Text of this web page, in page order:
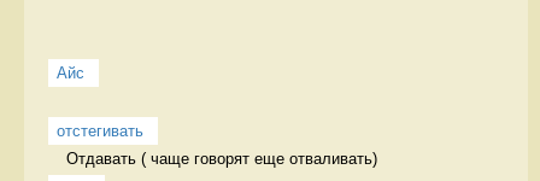
Айс
отстегивать
Отдавать ( чаще говорят еще отваливать)